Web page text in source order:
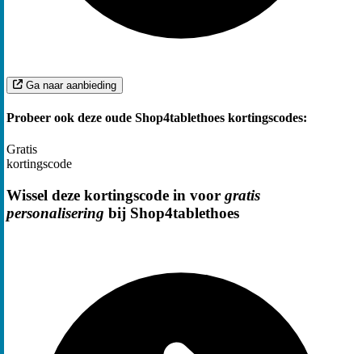
Ga naar aanbieding
Probeer ook deze oude Shop4tablethoes kortingscodes:
Gratis
kortingscode
Wissel deze kortingscode in voor gratis
personalisering bij Shop4tablethoes